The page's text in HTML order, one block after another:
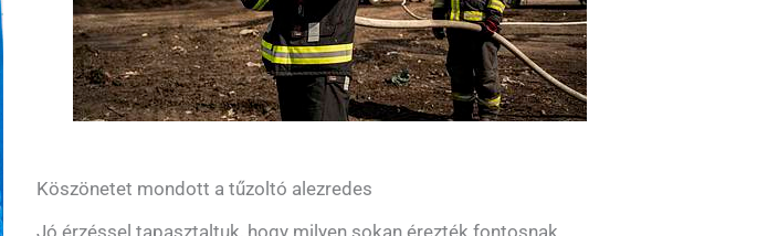
Köszönetet mondott a tűzoltó alezredes
Jó érzéssel tapasztaltuk, hogy milyen sokan érezték fontosnak